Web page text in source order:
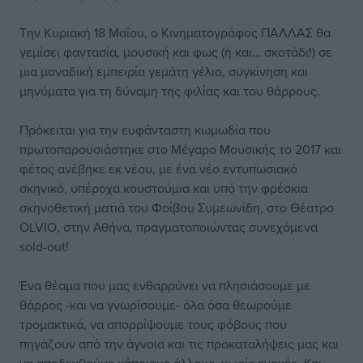
Την Κυριακή 18 Μαΐου, ο Κινηματογράφος ΠΑΛΛΑΣ θα
γεμίσει φαντασία, μουσική και φως (ή και… σκοτάδι!) σε
μια μοναδική εμπειρία γεμάτη γέλιο, συγκίνηση και
μηνύματα για τη δύναμη της φιλίας και του θάρρους.
Πρόκειται για την ευφάνταστη κωμωδία που
πρωτοπαρουσιάστηκε στο Μέγαρο Μουσικής το 2017 και
φέτος ανέβηκε εκ νέου, με ένα νέο εντυπωσιακό
σκηνικό, υπέροχα κουστούμια και υπό την φρέσκια
σκηνοθετική ματιά του Φοίβου Συμεωνίδη, στο Θέατρο
OLVIO, στην Αθήνα, πραγματοποιώντας συνεχόμενα
sold-out!
Ένα θέαμα που μας ενθαρρύνει να πλησιάσουμε με
θάρρος -και να γνωρίσουμε- όλα όσα θεωρούμε
τρομακτικά, να απορρίψουμε τους φόβους που
πηγάζουν από την άγνοια και τις προκαταλήψεις μας και